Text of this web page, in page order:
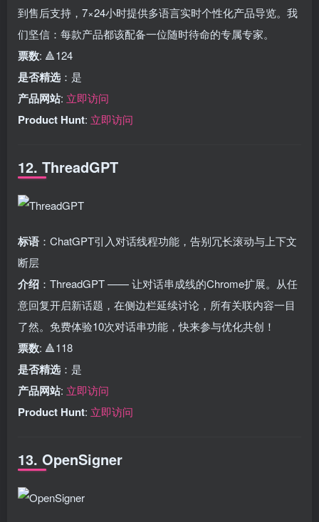
到售后支持，7×24小时提供多语言实时个性化产品导览。我
们坚信：每款产品都该配备一位随时待命的专属专家。
票数: 🔺124
是否精选 ：是
产品网站: 立即访问
Product Hunt: 立即访问
12. ThreadGPT
标语 ：ChatGPT引入对话线程功能，告别冗长滚动与上下文
断层
介绍 ：ThreadGPT —— 让对话串成线的Chrome扩展。从任
意回复开启新话题，在侧边栏延续讨论，所有关联内容一目
了然。免费体验10次对话串功能，快来参与优化共创！
票数: 🔺118
是否精选 ：是
产品网站: 立即访问
Product Hunt: 立即访问
13. OpenSigner